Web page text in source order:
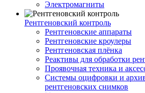
Электромагниты
Рентгеновский контроль
Рентгеновские аппараты
Рентгеновские кроулеры
Рентгеновская плёнка
Реактивы для обработки
Проявочная техника и
Системы оцифровки и
рентгеновских снимков